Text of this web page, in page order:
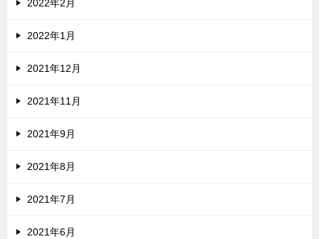
2022年2月
2022年1月
2021年12月
2021年11月
2021年9月
2021年8月
2021年7月
2021年6月